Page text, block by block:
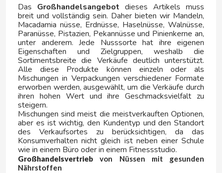
ISABEL
JAKE
JOFEMAR
JUICY JAY'S
Das Großhandelsangebot dieses Artikels muss
breit und vollständig sein. Daher bieten wir Mandeln,
Macadamia nüsse, Erdnüsse, Haselnüsse, Walnüsse,
Paranüsse, Pistazien, Pekannüsse und Pinienkerne an,
unter anderem. Jede Nusssorte hat ihre eigenen
Eigenschaften und Zielgruppen, weshalb die
Sortimentsbreite die Verkäufe deutlich unterstützt.
Alle diese Produkte können einzeln oder als
Mischungen in Verpackungen verschiedener Formate
erworben werden, ausgewählt, um die Verkäufe durch
ihren hohen Wert und ihre Geschmacksvielfalt zu
steigern.
Mischungen sind meist die meistverkauften Optionen,
aber es ist wichtig, den Kundentyp und den Standort
des Verkaufsortes zu berücksichtigen, da das
Konsumverhalten nicht gleich ist neben einer Schule
wie in einem Büro oder in einem Fitnessstudio.
Großhandelsvertrieb von Nüssen mit gesunden
Nährstoffen